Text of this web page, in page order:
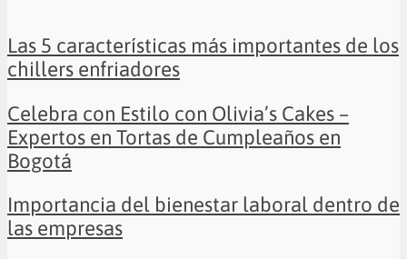
Las 5 características más importantes de los
chillers enfriadores
Celebra con Estilo con Olivia’s Cakes –
Expertos en Tortas de Cumpleaños en
Bogotá
Importancia del bienestar laboral dentro de
las empresas